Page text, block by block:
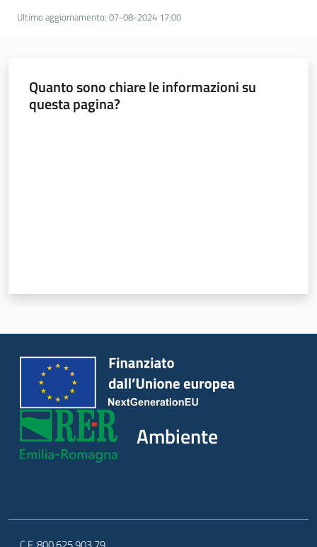
Ultimo aggiornamento: 07-08-2024 17:00
Quanto sono chiare le informazioni su
questa pagina?
Ambiente